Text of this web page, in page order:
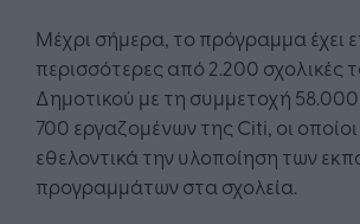
Μέχρι σήμερα, το πρόγραμμα έχει
περισσότερες από 2.200 σχολικές
Δημοτικού με τη συμμετοχή
700 εργαζομένων της Citi, οι
εθελοντικά την υλοποίηση των
προγραμμάτων στα σχολεία.